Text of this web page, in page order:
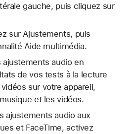
gauche, puis cliquez sur
sur Ajustements, puis
Aide multimédia.
ajustements audio en
de vos tests à la lecture
sur votre appareil,
et les vidéos.
ajustements audio aux
et FaceTime, activez